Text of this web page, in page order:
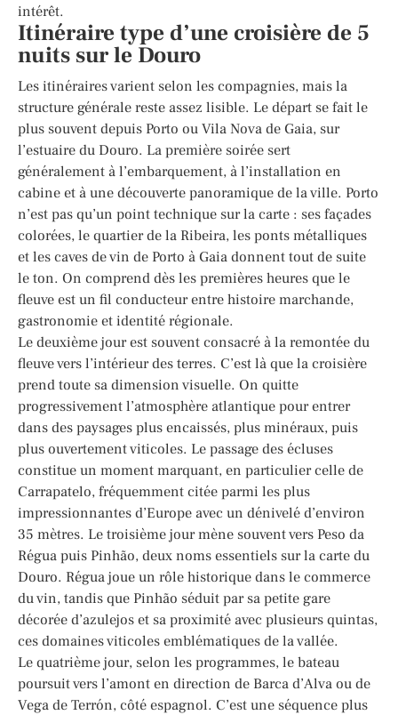
intérêt.
Itinéraire type d’une croisière de 5
nuits sur le Douro
Les itinéraires varient selon les compagnies, mais la
structure générale reste assez lisible. Le départ se fait le
plus souvent depuis Porto ou Vila Nova de Gaia, sur
l’estuaire du Douro. La première soirée sert
généralement à l’embarquement, à l’installation en
cabine et à une découverte panoramique de la ville. Porto
n’est pas qu’un point technique sur la carte : ses façades
colorées, le quartier de la Ribeira, les ponts métalliques
et les caves de vin de Porto à Gaia donnent tout de suite
le ton. On comprend dès les premières heures que le
fleuve est un fil conducteur entre histoire marchande,
gastronomie et identité régionale.
Le deuxième jour est souvent consacré à la remontée du
fleuve vers l’intérieur des terres. C’est là que la croisière
prend toute sa dimension visuelle. On quitte
progressivement l’atmosphère atlantique pour entrer
dans des paysages plus encaissés, plus minéraux, puis
plus ouvertement viticoles. Le passage des écluses
constitue un moment marquant, en particulier celle de
Carrapatelo, fréquemment citée parmi les plus
impressionnantes d’Europe avec un dénivelé d’environ
35 mètres. Le troisième jour mène souvent vers Peso da
Régua puis Pinhão, deux noms essentiels sur la carte du
Douro. Régua joue un rôle historique dans le commerce
du vin, tandis que Pinhão séduit par sa petite gare
décorée d’azulejos et sa proximité avec plusieurs quintas,
ces domaines viticoles emblématiques de la vallée.
Le quatrième jour, selon les programmes, le bateau
poursuit vers l’amont en direction de Barca d’Alva ou de
Vega de Terrón, côté espagnol. C’est une séquence plus